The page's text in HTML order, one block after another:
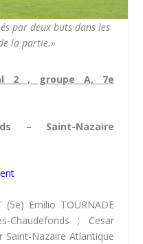
par deux buts dans les
la partie.»
2 , groupe A, 7e
– Saint-Nazaire
(5e) Emilio TOURNADE
Chaudefonds ; Cesar
Saint-Nazaire Atlantique